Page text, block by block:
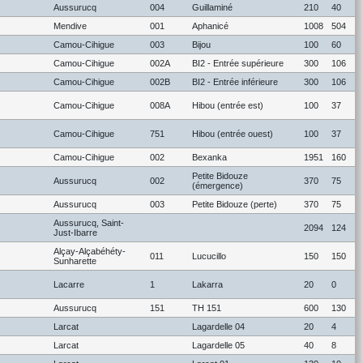
Aussurucq 004 Guillaminé 210
40
Mendive 001 Aphanicé 1008
504
Camou-Cihigue 003 Bijou 100
60
Camou-Cihigue 002A BI2 - Entrée supérieure 300
106
Camou-Cihigue 002B BI2 - Entrée inférieure 300 106
Camou-Cihigue 008A Hibou (entrée est) 100 37
Camou-Cihigue 751 Hibou (entrée ouest) 100 37
Camou-Cihigue 002 Bexanka 1951 160
Aussurucq 002
Petite Bidouze
(émergence)
370 75
Aussurucq 003 Petite Bidouze (perte) 370 75
Aussurucq, Saint-
Just-Ibarre
2094 124
Alçay-Alçabéhéty-
Sunharette
011 Lucucillo 150 150
Lacarre 1 Lakarra 20 0
Aussurucq 151 TH 151 600
130
Larcat Lagardelle 04 20
4
Larcat Lagardelle 05 40
8